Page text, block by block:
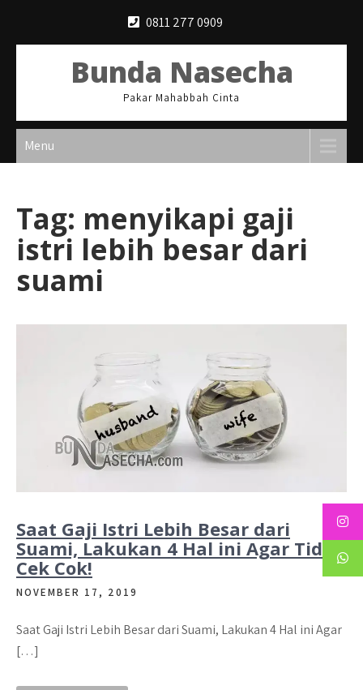
0811 277 0909
Bunda Nasecha
Pakar Mahabbah Cinta
Menu
Tag: menyikapi gaji
istri lebih besar dari
suami
Saat Gaji Istri Lebih Besar dari
Suami, Lakukan 4 Hal ini Agar Tidak
Cek Cok!
NOVEMBER 17, 2019
Saat Gaji Istri Lebih Besar dari Suami, Lakukan 4 Hal ini Agar
[…]